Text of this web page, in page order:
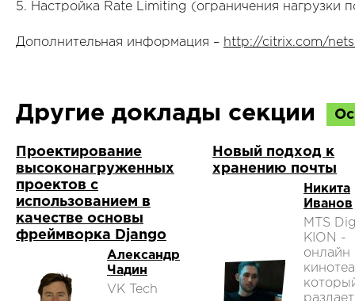
5. Настройка Rate Limiting (ограничения нагрузки
Дополнительная информация – http://citrix.com/
Другие доклады секции
Проектирование
высоконагруженных
проектов с
использованием в
качестве основы
фреймворка Django
Александр
Чадин
VK Tech
Новый подход к
хранению почты
Никита
Иванов
MTS
KION -
онлайн
раздает